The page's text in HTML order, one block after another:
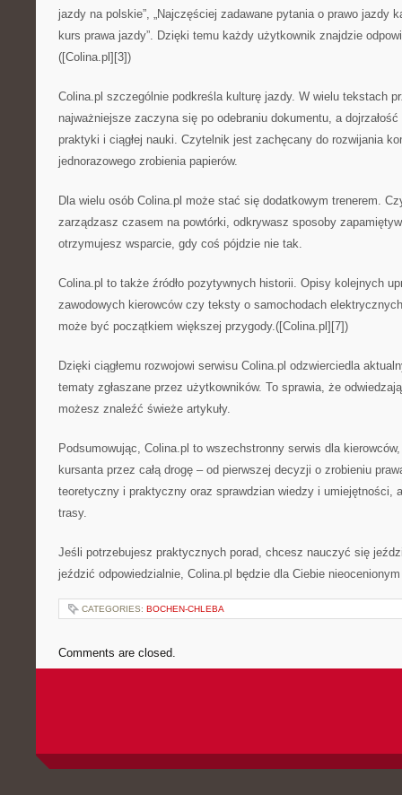
jazdy na polskie”, „Najczęściej zadawane pytania o prawo jazdy
kurs prawa jazdy”. Dzięki temu każdy użytkownik znajdzie
([Colina.pl][3])
Colina.pl szczególnie podkreśla kulturę jazdy. W wielu tekstach
najważniejsze zaczyna się po odebraniu dokumentu, a
praktyki i ciągłej nauki. Czytelnik jest zachęcany do rozwijania
jednorazowego zrobienia papierów.
Dla wielu osób Colina.pl może stać się dodatkowym trenerem.
zarządzasz czasem na powtórki, odkrywasz sposoby
otrzymujesz wsparcie, gdy coś pójdzie nie tak.
Colina.pl to także źródło pozytywnych historii. Opisy kolejnych
zawodowych kierowców czy teksty o samochodach
może być początkiem większej przygody.([Colina.pl][7])
Dzięki ciągłemu rozwojowi serwisu Colina.pl odzwierciedla
tematy zgłaszane przez użytkowników. To sprawia, że
możesz znaleźć świeże artykuły.
Podsumowując, Colina.pl to wszechstronny serwis dla
kursanta przez całą drogę – od pierwszej decyzji o zrobieniu
teoretyczny i praktyczny oraz sprawdzian wiedzy i umiejętności,
trasy.
Jeśli potrzebujesz praktycznych porad, chcesz nauczyć się
jeździć odpowiedzialnie, Colina.pl będzie dla Ciebie
CATEGORIES: BOCHEN-CHLEBA
Comments are closed.